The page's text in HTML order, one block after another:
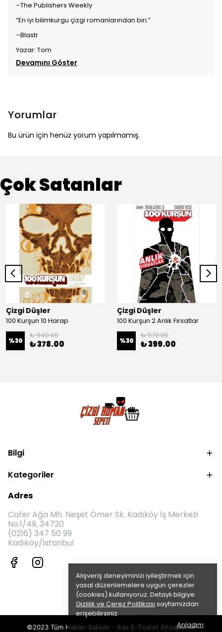
Alışveriş deneyiminizi iyileştirmek için
yasal düzenlemelere uygun çerezler
(cookies) kullanıyoruz. Detaylı bilgiye
Gizlilik ve Çerez Politikası sayfamızdan
erişebilirsiniz.
Anladım
–The Publishers Weekly
“En iyi bilimkurgu çizgi romanlarından biri.”
–Blastr
Yazar: Tom
Devamını Göster
Yorumlar
Bu ürün için henüz yorum yapılmamış.
Çok Satanlar
Çizgi Düşler
100 Kurşun 10 Harap
%30
₺ 540.00
₺ 378.00
Çizgi Düşler
100 Kurşun 2 Anlık Fırsatlar
%30
₺ 570.00
₺ 399.00
Bilgi
Kategoriler
Adres
Cafer Ağa Mh. Neşet Ömer Sk. Kadıköy İş Merkezi
No:1/49, 34720
(0216) 347 50 99
Kadıköy/İstanbul
©2023 Tüm Hakları Saklıdır - ikas E-Ticaret Altyapısı ile